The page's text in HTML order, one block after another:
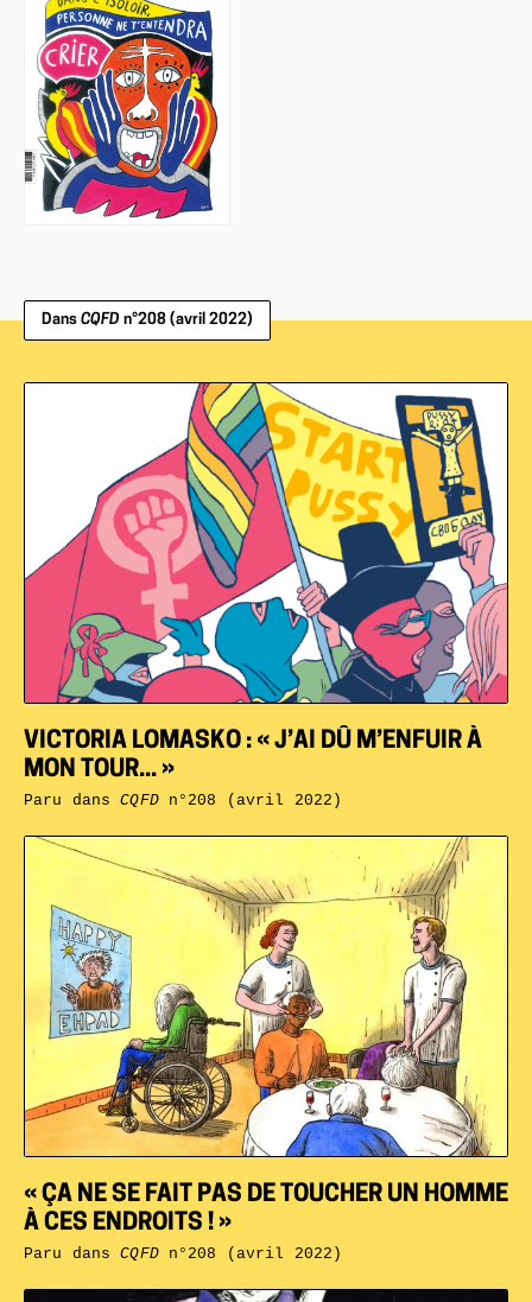
Dans CQFD n°208 (avril 2022)
« ÇA NE SE FAIT PAS DE TOUCHER UN HOMME
À CES ENDROITS ! »
Paru dansCQFDn°208 (avril 2022)
VICTORIA LOMASKO : « J’AI DÛ M’ENFUIR À
MON TOUR... »
Paru dansCQFDn°208 (avril 2022)